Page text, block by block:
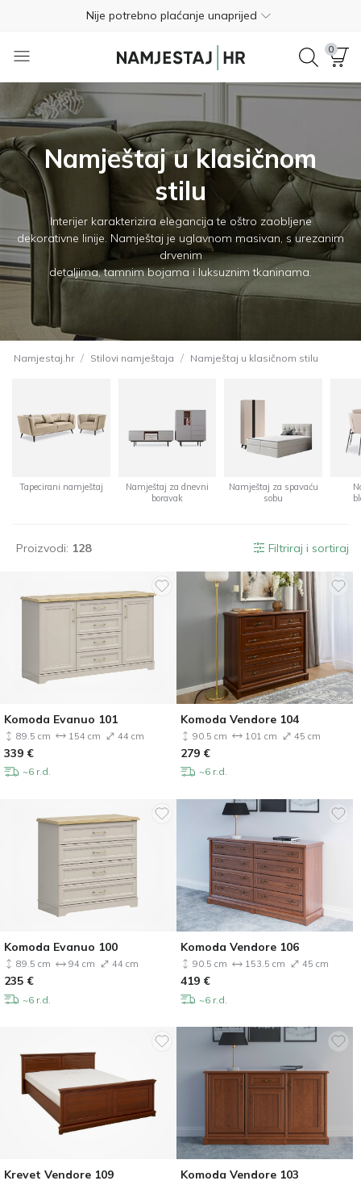
Besplatan povrat unutar 365 dana
01 8000 383
Nije potrebno plaćanje unaprijed
Besplatan povrat unutar 365 dana
01 8000 383
0
Namještaj u klasičnom
stilu
Interijer karakterizira elegancija te oštro zaobljene
dekorativne linije. Namještaj je uglavnom masivan, s urezanim
drvenim
detaljima, tamnim bojama i luksuznim tkaninama.
Namjestaj.hr / Stilovi namještaja / Namještaj u klasičnom stilu
Tapecirani namještaj
Namještaj za dnevni
boravak
Namještaj za spavaću
sobu
Proizvodi: 128 Filtriraj i sortiraj
Komoda Evanuo 101
89.5 cm 154 cm 44 cm
339 €
~6 r.d.
Komoda Vendore 104
90.5 cm 101 cm 45 cm
279 €
~6 r.d.
Komoda Evanuo 100
89.5 cm 94 cm 44 cm
235 €
~6 r.d.
Komoda Vendore 106
90.5 cm 153.5 cm 45 cm
419 €
~6 r.d.
Krevet Vendore 109 Komoda Vendore 103